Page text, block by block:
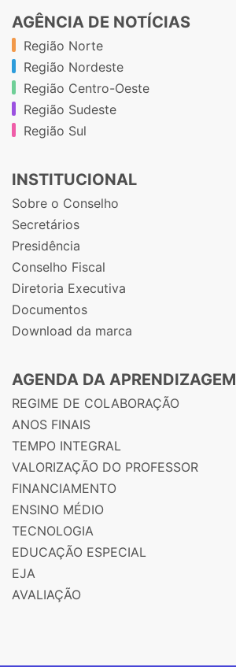
AGÊNCIA DE NOTÍCIAS
Região Norte
Região Nordeste
Região Centro-Oeste
Região Sudeste
Região Sul
INSTITUCIONAL
Sobre o Conselho
Secretários
Presidência
Conselho Fiscal
Diretoria Executiva
Documentos
Download da marca
AGENDA DA APRENDIZAGEM
REGIME DE COLABORAÇÃO
ANOS FINAIS
TEMPO INTEGRAL
VALORIZAÇÃO DO PROFESSOR
FINANCIAMENTO
ENSINO MÉDIO
TECNOLOGIA
EDUCAÇÃO ESPECIAL
EJA
AVALIAÇÃO